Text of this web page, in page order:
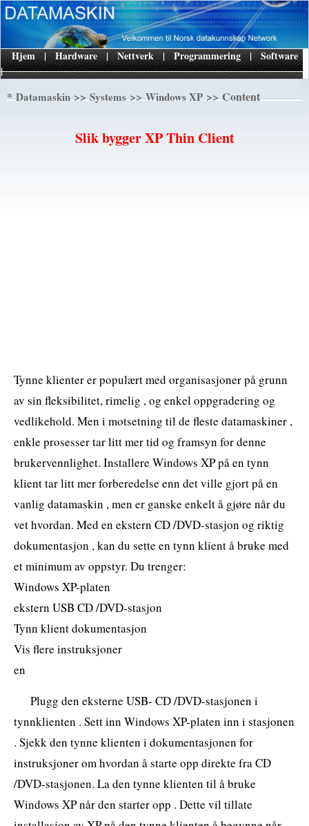
|
Hjem | Hardware | Nettverk | Programmering | Software
*Datamaskin>>Systems>>Windows XP>> Content
Slik bygger XP Thin Client
Tynne klienter er populært med organisasjoner på grunn
av sin fleksibilitet, rimelig , og enkel oppgradering og
vedlikehold. Men i motsetning til de fleste datamaskiner ,
enkle prosesser tar litt mer tid og framsyn for denne
brukervennlighet. Installere Windows XP på en tynn
klient tar litt mer forberedelse enn det ville gjort på en
vanlig datamaskin , men er ganske enkelt å gjøre når du
vet hvordan. Med en ekstern CD /DVD-stasjon og riktig
dokumentasjon , kan du sette en tynn klient å bruke med
et minimum av oppstyr. Du trenger:
Windows XP-platen
ekstern USB CD /DVD-stasjon
Tynn klient dokumentasjon
Vis flere instruksjoner
en
Plugg den eksterne USB- CD /DVD-stasjonen i
tynnklienten . Sett inn Windows XP-platen inn i stasjonen
. Sjekk den tynne klienten i dokumentasjonen for
instruksjoner om hvordan å starte opp direkte fra CD
/DVD-stasjonen. La den tynne klienten til å bruke
Windows XP når den starter opp . Dette vil tillate